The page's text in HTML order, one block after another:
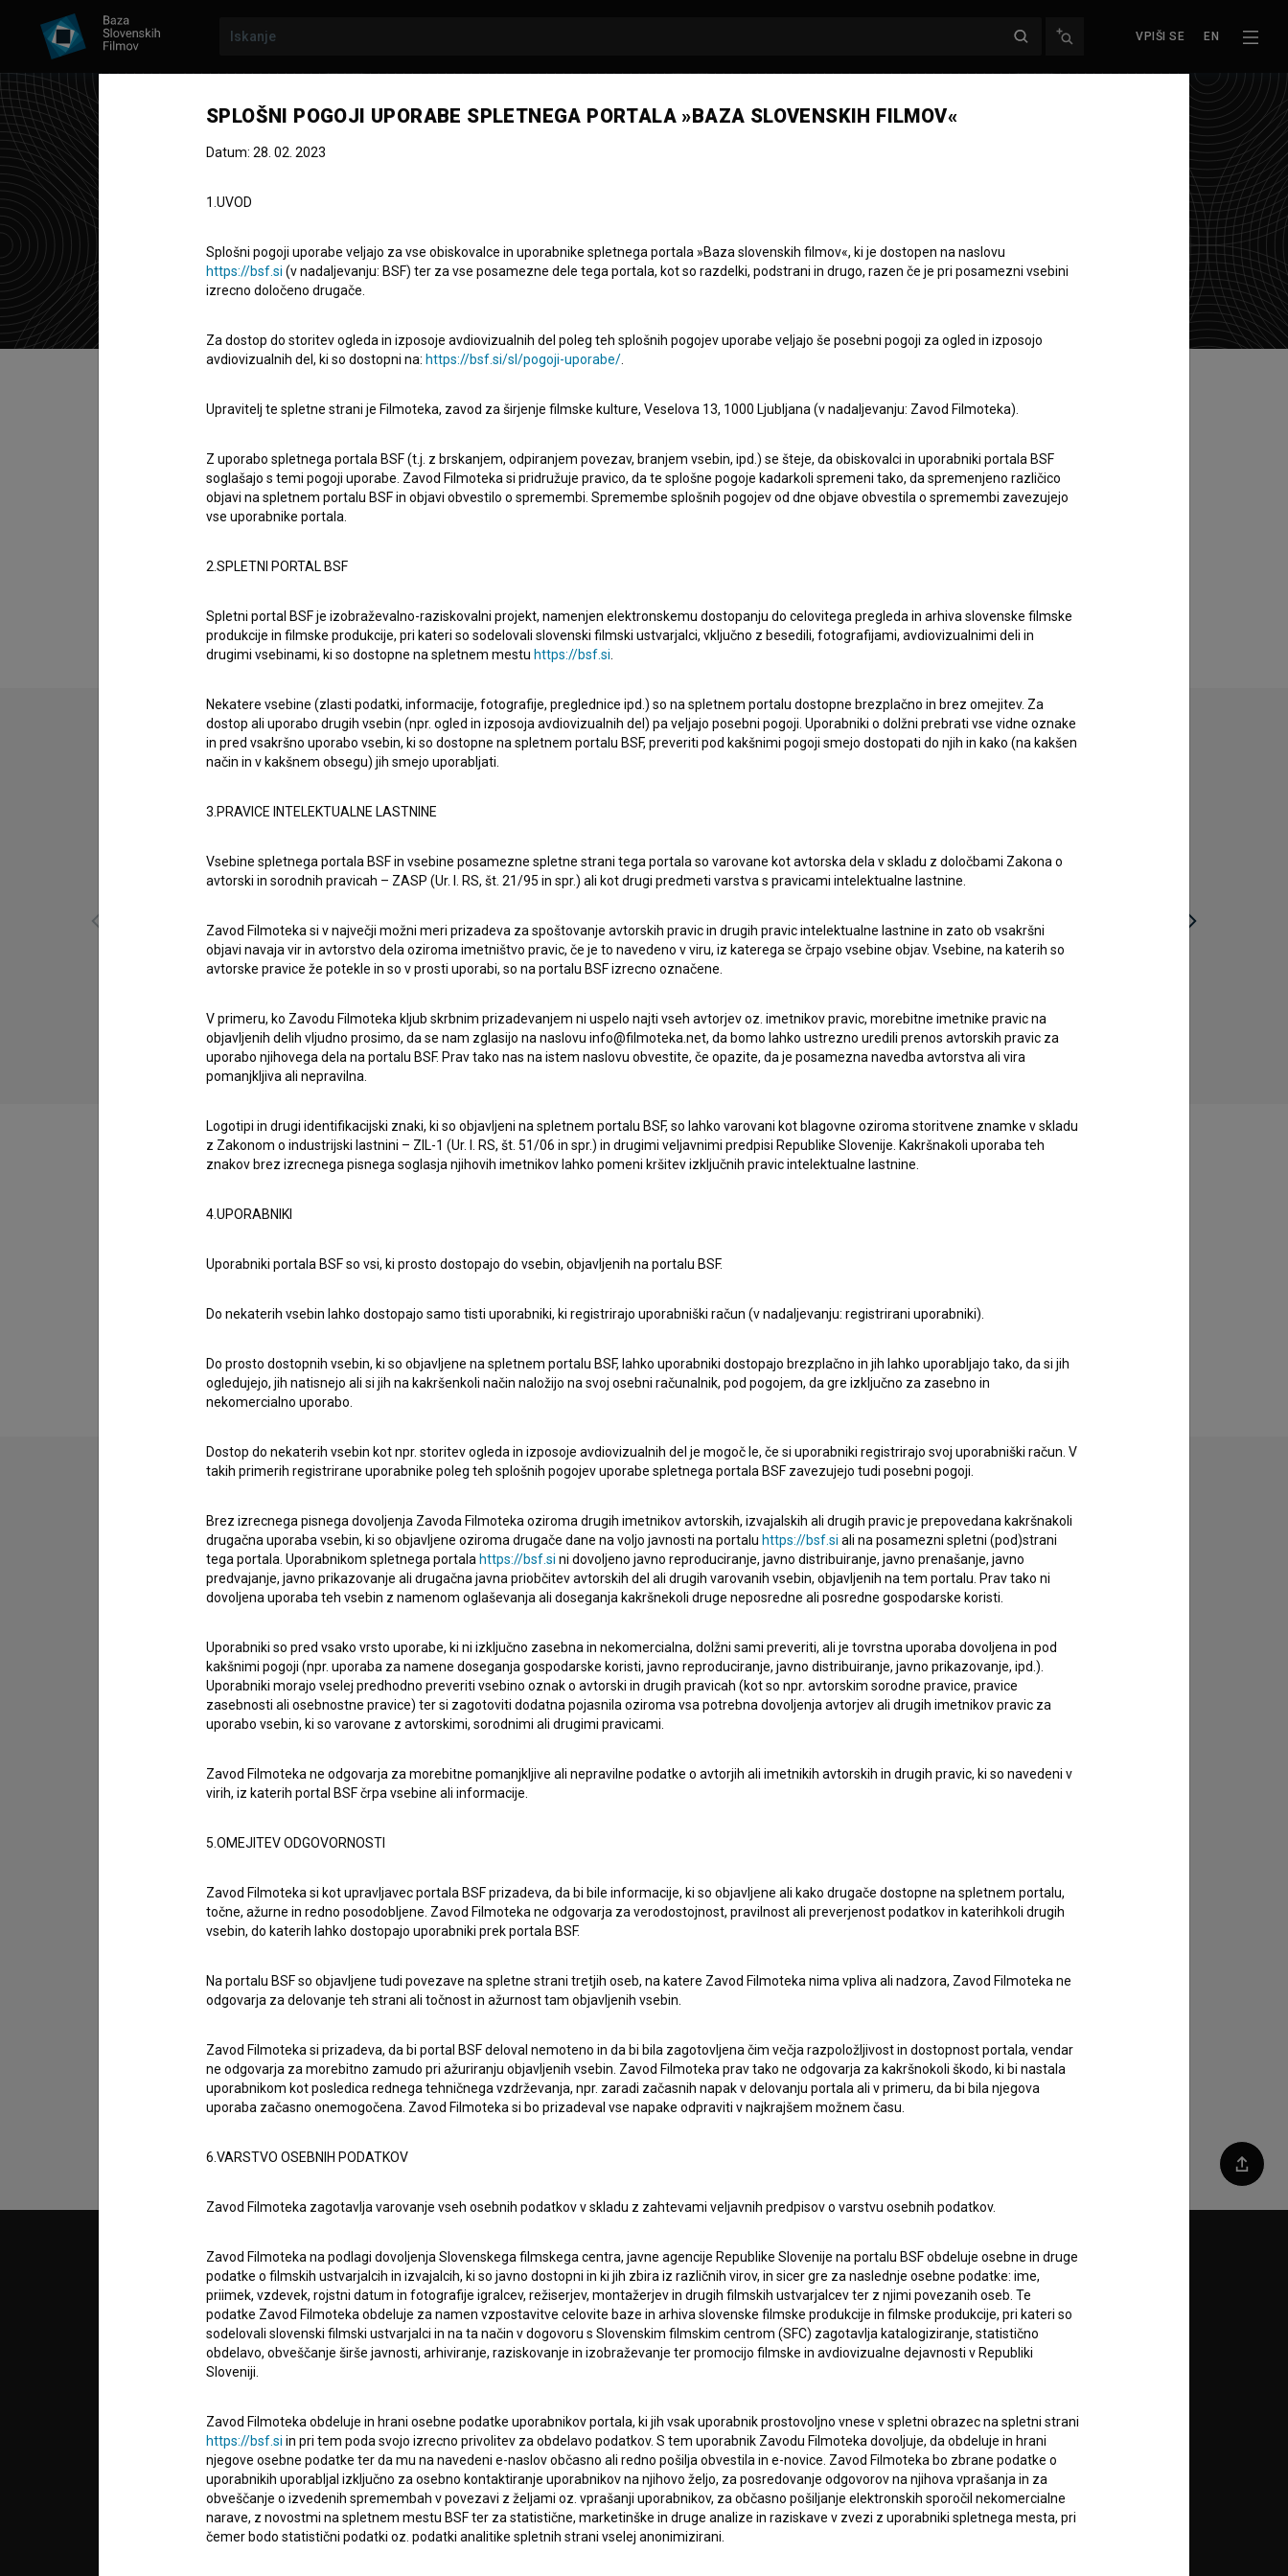
VPIŠI SE EN
* 22.08.1922, Maribor, Slovenija † 28.05.1962, Ljubljana, Slovenija
Mirko Grobler, rojen 22.08.1922 (Maribor, Slovenija), je montažer in scenarist. Najodmevnejša projekta,
pri katerih je sodeloval, staPoberi denar (1955)
drama, romantični, vojni drama, romantični domišljijski, drama, komedija, ljubezenski
Nagrade in nominacije
Spoštovani, s pomočjo spodnjega obrazca lahko stopite v stik z uredništvom Baze slovenskih filmov. Veseli bomo vaših odzivov.
imam vprašanje
želim dodati podatke
podatkov.
Deli
© 2018-2026, Filmoteka,
zavod za širjenje filmske kulture
info@filmoteka.si
Mednarodna številka ISSN 2670-787X
Projekt sofinancira:
PARTNERJI
POGOJI UPORABE
STATISTIKA
KONTAKT
PRIJAVITE SE NA BSF NOVIČNIK:
PRIJAVA
Sprejemam splošne pogojein dajemsoglasjeza
Sledite nam na:
SPLOŠNI POGOJI UPORABE SPLETNEGA PORTALA »BAZA SLOVENSKIH FILMOV«
Datum: 28. 02. 2023
1.UVOD
Splošni pogoji uporabe veljajo za vse obiskovalce in uporabnike spletnega portala »Baza slovenskih filmov«, ki je dostopen na naslovu
https://bsf.si (v nadaljevanju: BSF) ter za vse posamezne dele tega portala, kot so razdelki, podstrani in drugo, razen če je pri posamezni vsebini
izrecno določeno drugače.
Za dostop do storitev ogleda in izposoje avdiovizualnih del poleg teh splošnih pogojev uporabe veljajo še posebni pogoji za ogled in izposojo
avdiovizualnih del, ki so dostopni na: https://bsf.si/sl/pogoji-uporabe/
Upravitelj te spletne strani je Filmoteka, zavod za širjenje filmske kulture, Veselova 13, 1000 Ljubljana (v nadaljevanju: Zavod Filmoteka).
Z uporabo spletnega portala BSF (t.j. z brskanjem, odpiranjem povezav, branjem vsebin, ipd.) se šteje, da obiskovalci in uporabniki portala BSF
soglašajo s temi pogoji uporabe. Zavod Filmoteka si pridružuje pravico, da te splošne pogoje kadarkoli spremeni tako, da spremenjeno različico
objavi na spletnem portalu BSF in objavi obvestilo o spremembi. Spremembe splošnih pogojev od dne objave obvestila o spremembi zavezujejo
vse uporabnike portala.
2.SPLETNI PORTAL BSF
Spletni portal BSF je izobraževalno-raziskovalni projekt, namenjen elektronskemu dostopanju do celovitega pregleda in arhiva slovenske filmske
produkcije in filmske produkcije, pri kateri so sodelovali slovenski filmski ustvarjalci, vključno z besedili, fotografijami, avdiovizualnimi deli in
drugimi vsebinami, ki so dostopne na spletnem mestu https://bsf.si
Nekatere vsebine (zlasti podatki, informacije, fotografije, preglednice ipd.) so na spletnem portalu dostopne brezplačno in brez omejitev. Za
dostop ali uporabo drugih vsebin (npr. ogled in izposoja avdiovizualnih del) pa veljajo posebni pogoji. Uporabniki o dolžni prebrati vse vidne oznake
in pred vsakršno uporabo vsebin, ki so dostopne na spletnem portalu BSF, preveriti pod kakšnimi pogoji smejo dostopati do njih in kako (na kakšen
način in v kakšnem obsegu) jih smejo uporabljati.
3.PRAVICE INTELEKTUALNE LASTNINE
Vsebine spletnega portala BSF in vsebine posamezne spletne strani tega portala so varovane kot avtorska dela v skladu z določbami Zakona o
avtorski in sorodnih pravicah – ZASP (Ur. l. RS, št. 21/95 in spr.) ali kot drugi predmeti varstva s pravicami intelektualne lastnine.
Zavod Filmoteka si v največji možni meri prizadeva za spoštovanje avtorskih pravic in drugih pravic intelektualne lastnine in zato ob vsakršni
objavi navaja vir in avtorstvo dela oziroma imetništvo pravic, če je to navedeno v viru, iz katerega se črpajo vsebine objav. Vsebine, na katerih so
avtorske pravice že potekle in so v prosti uporabi, so na portalu BSF izrecno označene.
V primeru, ko Zavodu Filmoteka kljub skrbnim prizadevanjem ni uspelo najti vseh avtorjev oz. imetnikov pravic, morebitne imetnike pravic na
objavljenih delih vljudno prosimo, da se nam zglasijo na naslovu info@filmoteka.net, da bomo lahko ustrezno uredili prenos avtorskih pravic za
uporabo njihovega dela na portalu BSF. Prav tako nas na istem naslovu obvestite, če opazite, da je posamezna navedba avtorstva ali vira
pomanjkljiva ali nepravilna.
Logotipi in drugi identifikacijski znaki, ki so objavljeni na spletnem portalu BSF, so lahko varovani kot blagovne oziroma storitvene znamke v skladu
z Zakonom o industrijski lastnini – ZIL-1 (Ur. l. RS, št. 51/06 in spr.) in drugimi veljavnimi predpisi Republike Slovenije. Kakršnakoli uporaba teh
znakov brez izrecnega pisnega soglasja njihovih imetnikov lahko pomeni kršitev izključnih pravic intelektualne lastnine.
4.UPORABNIKI
Uporabniki portala BSF so vsi, ki prosto dostopajo do vsebin, objavljenih na portalu BSF.
Do nekaterih vsebin lahko dostopajo samo tisti uporabniki, ki registrirajo uporabniški račun (v nadaljevanju: registrirani uporabniki).
Do prosto dostopnih vsebin, ki so objavljene na spletnem portalu BSF, lahko uporabniki dostopajo brezplačno in jih lahko uporabljajo tako, da si jih
ogledujejo, jih natisnejo ali si jih na kakršenkoli način naložijo na svoj osebni računalnik, pod pogojem, da gre izključno za zasebno in
nekomercialno uporabo.
Dostop do nekaterih vsebin kot npr. storitev ogleda in izposoje avdiovizualnih del je mogoč le, če si uporabniki registrirajo svoj uporabniški račun. V
takih primerih registrirane uporabnike poleg teh splošnih pogojev uporabe spletnega portala BSF zavezujejo tudi posebni pogoji.
Brez izrecnega pisnega dovoljenja Zavoda Filmoteka oziroma drugih imetnikov avtorskih, izvajalskih ali drugih pravic je prepovedana kakršnakoli
drugačna uporaba vsebin, ki so objavljene oziroma drugače dane na voljo javnosti na portalu https://bsf.si ali na posamezni spletni (pod)strani
tega portala. Uporabnikom spletnega portala https://bsf.si ni dovoljeno javno reproduciranje, javno distribuiranje, javno prenašanje, javno
predvajanje, javno prikazovanje ali drugačna javna priobčitev avtorskih del ali drugih varovanih vsebin, objavljenih na tem portalu. Prav tako ni
dovoljena uporaba teh vsebin z namenom oglaševanja ali doseganja kakršnekoli druge neposredne ali posredne gospodarske koristi.
Uporabniki so pred vsako vrsto uporabe, ki ni izključno zasebna in nekomercialna, dolžni sami preveriti, ali je tovrstna uporaba dovoljena in pod
kakšnimi pogoji (npr. uporaba za namene doseganja gospodarske koristi, javno reproduciranje, javno distribuiranje, javno prikazovanje, ipd.).
Uporabniki morajo vselej predhodno preveriti vsebino oznak o avtorski in drugih pravicah (kot so npr. avtorskim sorodne pravice, pravice
zasebnosti ali osebnostne pravice) ter si zagotoviti dodatna pojasnila oziroma vsa potrebna dovoljenja avtorjev ali drugih imetnikov pravic za
uporabo vsebin, ki so varovane z avtorskimi, sorodnimi ali drugimi pravicami.
Zavod Filmoteka ne odgovarja za morebitne pomanjkljive ali nepravilne podatke o avtorjih ali imetnikih avtorskih in drugih pravic, ki so navedeni v
virih, iz katerih portal BSF črpa vsebine ali informacije.
5.OMEJITEV ODGOVORNOSTI
Zavod Filmoteka si kot upravljavec portala BSF prizadeva, da bi bile informacije, ki so objavljene ali kako drugače dostopne na spletnem portalu,
točne, ažurne in redno posodobljene. Zavod Filmoteka ne odgovarja za verodostojnost, pravilnost ali preverjenost podatkov in katerihkoli drugih
vsebin, do katerih lahko dostopajo uporabniki prek portala BSF.
Na portalu BSF so objavljene tudi povezave na spletne strani tretjih oseb, na katere Zavod Filmoteka nima vpliva ali nadzora, Zavod Filmoteka ne
odgovarja za delovanje teh strani ali točnost in ažurnost tam objavljenih vsebin.
Zavod Filmoteka si prizadeva, da bi portal BSF deloval nemoteno in da bi bila zagotovljena čim večja razpoložljivost in dostopnost portala, vendar
ne odgovarja za morebitno zamudo pri ažuriranju objavljenih vsebin. Zavod Filmoteka prav tako ne odgovarja za kakršnokoli škodo, ki bi nastala
uporabnikom kot posledica rednega tehničnega vzdrževanja, npr. zaradi začasnih napak v delovanju portala ali v primeru, da bi bila njegova
uporaba začasno onemogočena. Zavod Filmoteka si bo prizadeval vse napake odpraviti v najkrajšem možnem času.
6.VARSTVO OSEBNIH PODATKOV
Zavod Filmoteka zagotavlja varovanje vseh osebnih podatkov v skladu z zahtevami veljavnih predpisov o varstvu osebnih podatkov.
Zavod Filmoteka na podlagi dovoljenja Slovenskega filmskega centra, javne agencije Republike Slovenije na portalu BSF obdeluje osebne in druge
podatke o filmskih ustvarjalcih in izvajalcih, ki so javno dostopni in ki jih zbira iz različnih virov, in sicer gre za naslednje osebne podatke: ime,
priimek, vzdevek, rojstni datum in fotografije igralcev, režiserjev, montažerjev in drugih filmskih ustvarjalcev ter z njimi povezanih oseb. Te
podatke Zavod Filmoteka obdeluje za namen vzpostavitve celovite baze in arhiva slovenske filmske produkcije in filmske produkcije, pri kateri so
sodelovali slovenski filmski ustvarjalci in na ta način v dogovoru s Slovenskim filmskim centrom (SFC) zagotavlja katalogiziranje, statistično
obdelavo, obveščanje širše javnosti, arhiviranje, raziskovanje in izobraževanje ter promocijo filmske in avdiovizualne dejavnosti v Republiki
Sloveniji.
Zavod Filmoteka obdeluje in hrani osebne podatke uporabnikov portala, ki jih vsak uporabnik prostovoljno vnese v spletni obrazec na spletni strani
https://bsf.si in pri tem poda svojo izrecno privolitev za obdelavo podatkov. S tem uporabnik Zavodu Filmoteka dovoljuje, da obdeluje in hrani
njegove osebne podatke ter da mu na navedeni e-naslov občasno ali redno pošilja obvestila in e-novice. Zavod Filmoteka bo zbrane podatke o
uporabnikih uporabljal izključno za osebno kontaktiranje uporabnikov na njihovo željo, za posredovanje odgovorov na njihova vprašanja in za
obveščanje o izvedenih spremembah v povezavi z željami oz. vprašanji uporabnikov, za občasno pošiljanje elektronskih sporočil nekomercialne
narave, z novostmi na spletnem mestu BSF ter za statistične, marketinške in druge analize in raziskave v zvezi z uporabniki spletnega mesta, pri
čemer bodo statistični podatki oz. podatki analitike spletnih strani vselej anonimizirani.